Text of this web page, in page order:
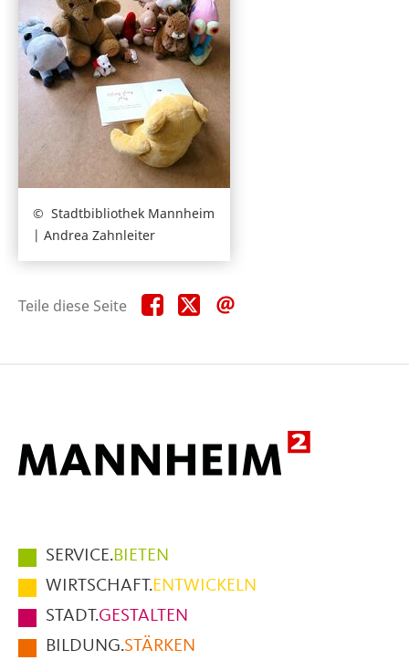
Stadtbibliothek Mannheim
| Andrea Zahnleiter
Teile diese Seite Teile
diese
Teile
diese
Hauptmenüpunkte
im
Fußbereich
der
Seite
SERVICE.BIETEN
WIRTSCHAFT.ENTWICKELN
STADT.GESTALTEN
BILDUNG.STÄRKEN